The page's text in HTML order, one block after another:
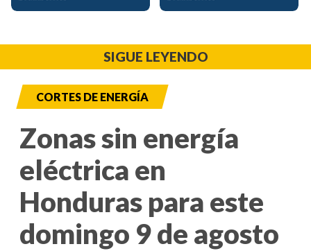
SIGUE LEYENDO
CORTES DE ENERGÍA
Zonas sin energía
eléctrica en
Honduras para este
domingo 9 de agosto